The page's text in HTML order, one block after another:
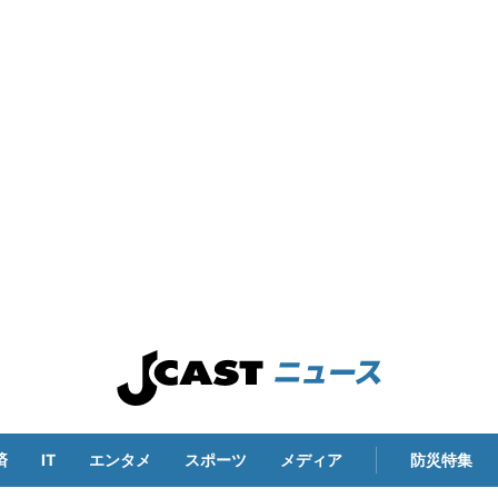
IT エンタメ スポーツ メディア 防災特集